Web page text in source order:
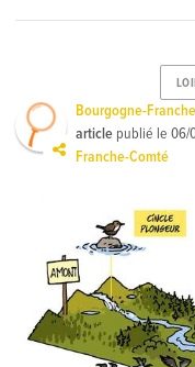
Bourgogne-
article publié le06/
Franche-Comté